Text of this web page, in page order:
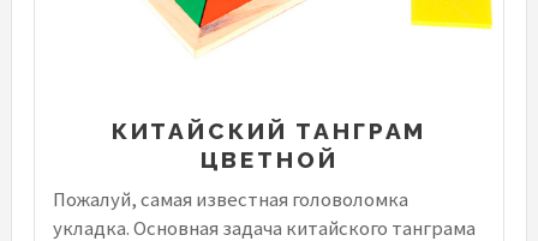
КИТАЙСКИЙ ТАНГРАМ
ЦВЕТНОЙ
Пожалуй, самая известная головоломка
укладка. Основная задача китайского танграма